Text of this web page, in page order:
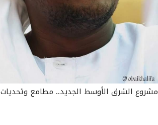
مشروع الشرق الأوسط الجديد.. مطامع وتحديات